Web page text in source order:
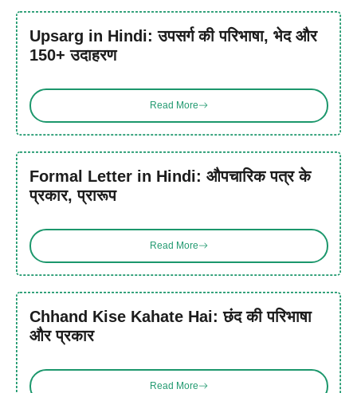
Upsarg in Hindi: उपसर्ग की परिभाषा, भेद और
150+ उदाहरण
Read More
Formal Letter in Hindi: औपचारिक पत्र के
प्रकार, प्रारूप
Read More
Chhand Kise Kahate Hai: छंद की परिभाषा
और प्रकार
Read More